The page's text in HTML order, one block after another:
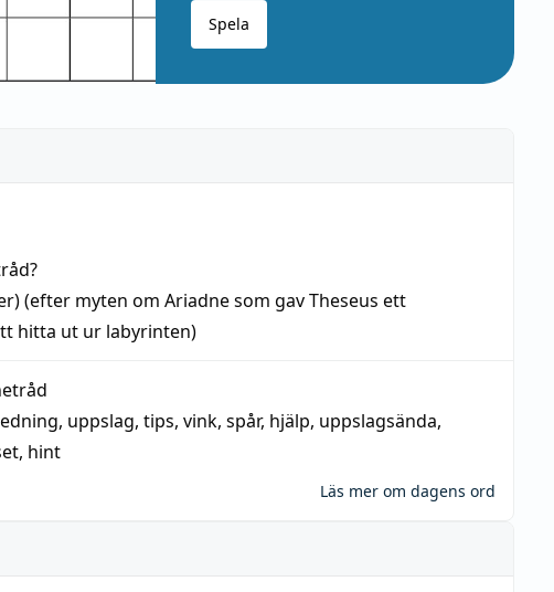
Spela
?
(efter myten om Ariadne som gav Theseus ett
hitta ut ur labyrinten)
, uppslag, tips, vink, spår, hjälp, uppslagsända,
, hint
Läs mer om dagens ord